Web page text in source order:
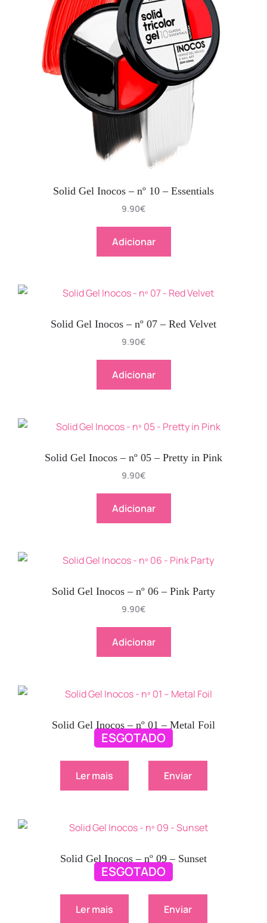
Solid Gel Inocos – nº 10 – Essentials
9.90€
Adicionar
Solid Gel Inocos – nº 07 – Red Velvet
9.90€
Adicionar
Solid Gel Inocos – nº 05 – Pretty in Pink
9.90€
Adicionar
Solid Gel Inocos – nº 06 – Pink Party
9.90€
Adicionar
ESGOTADO
Solid Gel Inocos – nº 01 – Metal Foil
9.90 €
Ler mais Enviar
ESGOTADO
Solid Gel Inocos – nº 09 – Sunset
9.90 €
Ler mais Enviar